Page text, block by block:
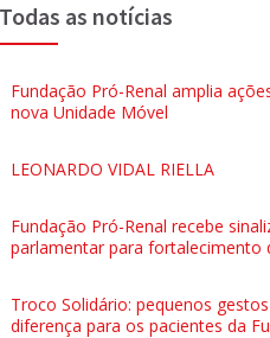
Todas as notícias
Fundação Pró-Renal amplia
nova Unidade Móvel
LEONARDO VIDAL RIELLA
Fundação Pró-Renal recebe
parlamentar para fortalecimento
Troco Solidário: pequenos
diferença para os pacientes da